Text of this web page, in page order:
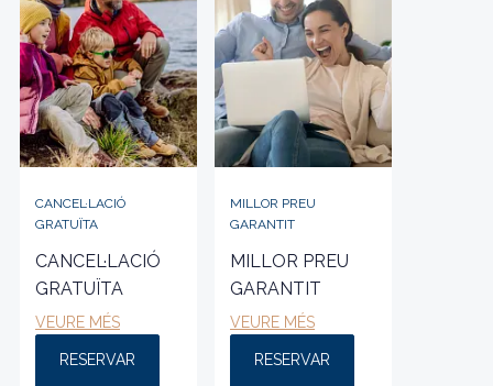
CANCEL·LACIÓ
GRATUÏTA
CANCEL·LACIÓ
GRATUÏTA
VEURE MÉS
RESERVAR
MILLOR PREU
GARANTIT
MILLOR PREU
GARANTIT
VEURE MÉS
RESERVAR